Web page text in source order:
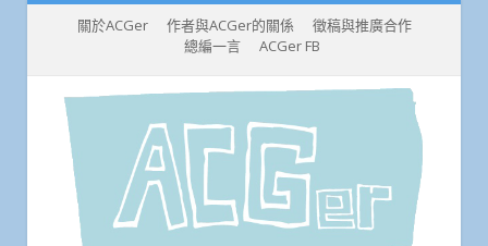
關於ACGer 作者與ACGer的關係
徵稿與推廣合作
總編一言
ACGer FB